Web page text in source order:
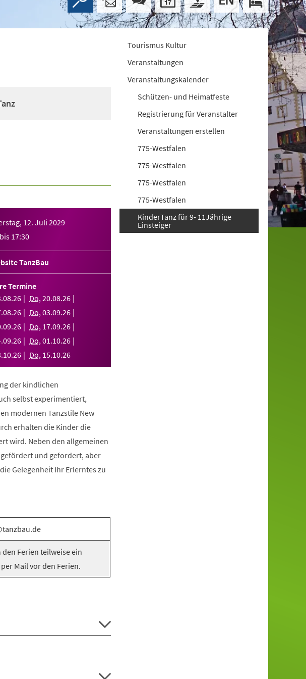
12. Juli 2029
bis 17:30
TanzBau
Termine
.08.26 Do,20.08.26
.08.26 Do,03.09.26
.09.26 Do, 17.09.26
.09.26 Do,01.10.26
.10.26 Do, 15.10.26
der kindlichen
selbst experimentiert,
modernen Tanzstile New
erhalten die Kinder die
wird. Neben den allgemeinen
und gefordert, aber
Gelegenheit Ihr Erlerntes zu
Ferien teilweise ein
Mail vor den Ferien.
Tourismus Kultur
Veranstaltungen
Veranstaltungskalender
Schützen- und Heimatfeste
Registrierung für Veranstalter
Veranstaltungen erstellen
775-Westfalen
775-Westfalen
775-Westfalen
775-Westfalen
KinderTanz für 9- 11Jährige
Einsteiger